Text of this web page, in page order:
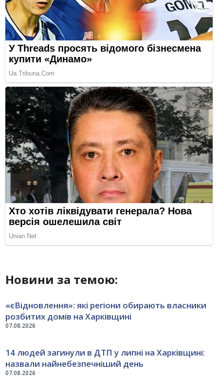
Новини за темою:
07.08.2026
«єВідновлення»: які регіони обирають власники
розбитих домів на Харківщині
07.08.2026
14 людей загинули в ДТП у липні на Харківщині:
назвали найнебезпечніший день